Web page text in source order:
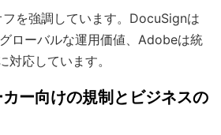
を強調しています。DocuSignは
ローバルな運用価値、Adobeは統
応しています。
ー向けの規制とビジネスの